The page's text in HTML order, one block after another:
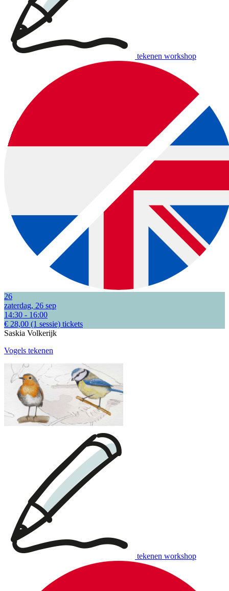
tekenen workshop
26
zaterdag, 26 sep
14:30 - 16:00
€ 28,00 (1 sessie) tickets
Saskia Volkerijk
Vogels tekenen
tekenen workshop